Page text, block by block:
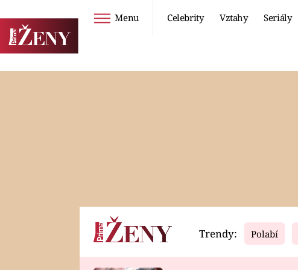
Menu Celebrity Vztahy Seriály
Horoskopy Video
Trendy: Polabí